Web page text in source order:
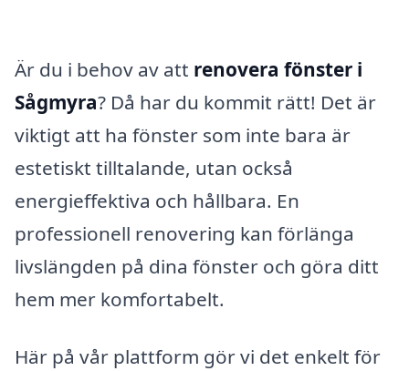
Är du i behov av att renovera fönster i
Sågmyra? Då har du kommit rätt! Det är
viktigt att ha fönster som inte bara är
estetiskt tilltalande, utan också
energieffektiva och hållbara. En
professionell renovering kan förlänga
livslängden på dina fönster och göra ditt
hem mer komfortabelt.
Här på vår plattform gör vi det enkelt för